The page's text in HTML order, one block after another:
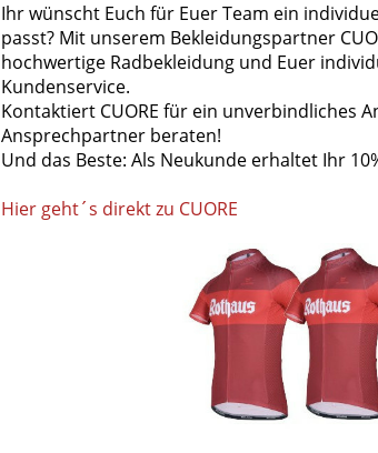
Ihr wünscht Euch für Euer Team ein
passt? Mit unserem Bekleidungspartner
hochwertige Radbekleidung und Euer
Kundenservice.
Kontaktiert CUORE für ein unverbindliches
Ansprechpartner beraten!
Und das Beste: Als Neukunde erhaltet Ihr
Hier geht´s direkt zu CUORE